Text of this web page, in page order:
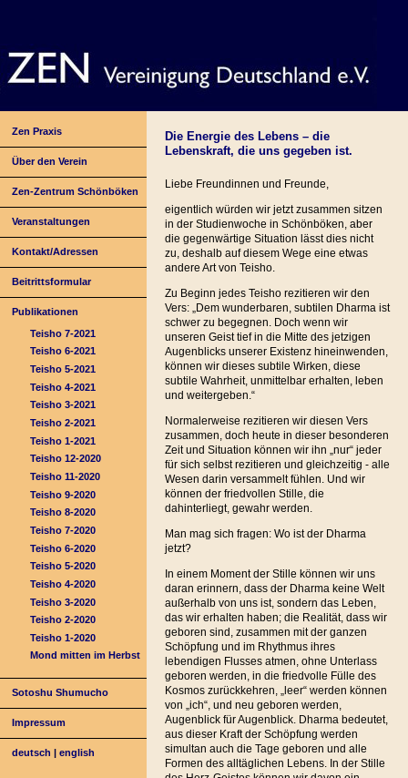
Zen Praxis
Über den Verein
Zen-Zentrum Schönböken
Veranstaltungen
Kontakt/Adressen
Beitrittsformular
Publikationen
Teisho 7-2021
Teisho 6-2021
Teisho 5-2021
Teisho 4-2021
Teisho 3-2021
Teisho 2-2021
Teisho 1-2021
Teisho 12-2020
Teisho 11-2020
Teisho 9-2020
Teisho 8-2020
Teisho 7-2020
Teisho 6-2020
Teisho 5-2020
Teisho 4-2020
Teisho 3-2020
Teisho 2-2020
Teisho 1-2020
Mond mitten im Herbst
Sotoshu Shumucho
Impressum
deutsch |english
Die Energie des Lebens – die
Lebenskraft, die uns gegeben ist.
Liebe Freundinnen und Freunde,
eigentlich würden wir jetzt zusammen sitzen
in der Studienwoche in Schönböken, aber
die gegenwärtige Situation lässt dies nicht
zu, deshalb auf diesem Wege eine etwas
andere Art von Teisho.
Zu Beginn jedes Teisho rezitieren wir den
Vers: „Dem wunderbaren, subtilen Dharma ist
schwer zu begegnen. Doch wenn wir
unseren Geist tief in die Mitte des jetzigen
Augenblicks unserer Existenz hineinwenden,
können wir dieses subtile Wirken, diese
subtile Wahrheit, unmittelbar erhalten, leben
und weitergeben.“
Normalerweise rezitieren wir diesen Vers
zusammen, doch heute in dieser besonderen
Zeit und Situation können wir ihn „nur“ jeder
für sich selbst rezitieren und gleichzeitig - alle
Wesen darin versammelt fühlen. Und wir
können der friedvollen Stille, die
dahinterliegt, gewahr werden.
Man mag sich fragen: Wo ist der Dharma
jetzt?
In einem Moment der Stille können wir uns
daran erinnern, dass der Dharma keine Welt
außerhalb von uns ist, sondern das Leben,
das wir erhalten haben; die Realität, dass wir
geboren sind, zusammen mit der ganzen
Schöpfung und im Rhythmus ihres
lebendigen Flusses atmen, ohne Unterlass
geboren werden, in die friedvolle Fülle des
Kosmos zurückkehren, „leer“ werden können
von „ich“, und neu geboren werden,
Augenblick für Augenblick. Dharma bedeutet,
aus dieser Kraft der Schöpfung werden
simultan auch die Tage geboren und alle
Formen des alltäglichen Lebens. In der Stille